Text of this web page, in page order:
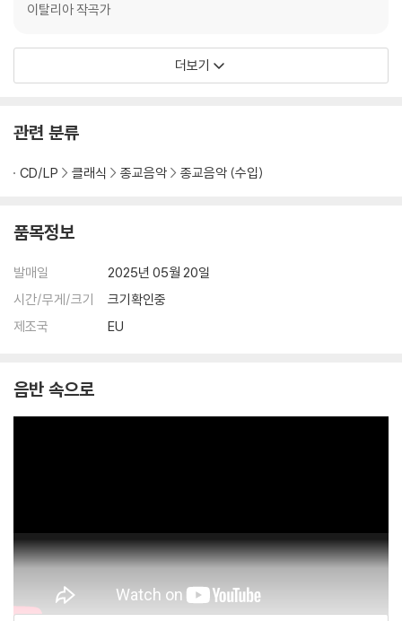
이탈리아 작곡가
더보기
관련 분류
CD/LP 클래식 종교음악 종교음악 (수입)
품목정보
발매일
2025년 05월 20일
시간/무게/크기
크기확인중
제조국
EU
음반 속으로